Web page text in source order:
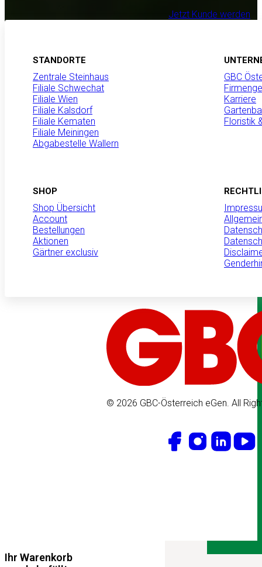
Gartenbau & mehr
Wir sind GBC
Produktneuheiten
Nacktschnecken
erhebliche
verursachen. Mit
steht eine
zur Verfügung,
Mehr erfahren
Jetzt Kunde werden
STANDORTE
Zentrale Steinhaus
Filiale Schwechat
Filiale Wien
Filiale Kalsdorf
Filiale Kematen
Filiale Meiningen
Abgabestelle Wallern
GBC
Karriere
Floristik
SHOP
Shop Übersicht
Account
Bestellungen
Aktionen
Gärtner exclusiv
© 2026 GBC-Österreich eGen. All
Ihr Warenkorb